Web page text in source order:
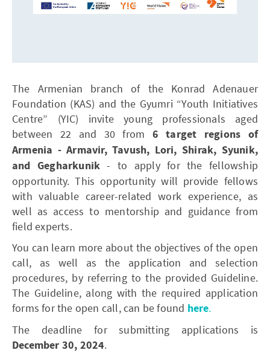
The Armenian branch of the Konrad Adenauer
Foundation (KAS) and the Gyumri “Youth Initiatives
Centre” (YIC) invite young professionals aged
between 22 and 30 from 6 target regions of
Armenia - Armavir, Tavush, Lori, Shirak, Syunik,
and Gegharkunik - to apply for the fellowship
opportunity. This opportunity will provide fellows
with valuable career-related work experience, as
well as access to mentorship and guidance from
field experts.
You can learn more about the objectives of the open
call, as well as the application and selection
procedures, by referring to the provided Guideline.
The Guideline, along with the required application
forms for the open call, can be found here.
The deadline for submitting applications is
December 30, 2024.